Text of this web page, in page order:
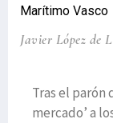
Marítimo Vasco
Javier López de
Tras el parón
mercado’ a